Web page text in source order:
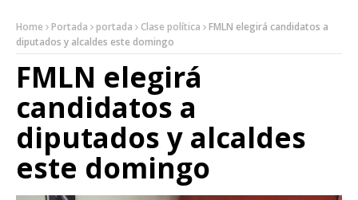
Home Portada portada Clase política
FMLN elegirá candidatos a
diputados y alcaldes este domingo
FMLN elegirá
candidatos a
diputados y alcaldes
este domingo